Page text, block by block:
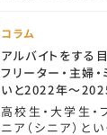
コラム
アルバイトをする
フリーター・主婦
いと2022年～
高校生・大学生・
ニア（シニア）と